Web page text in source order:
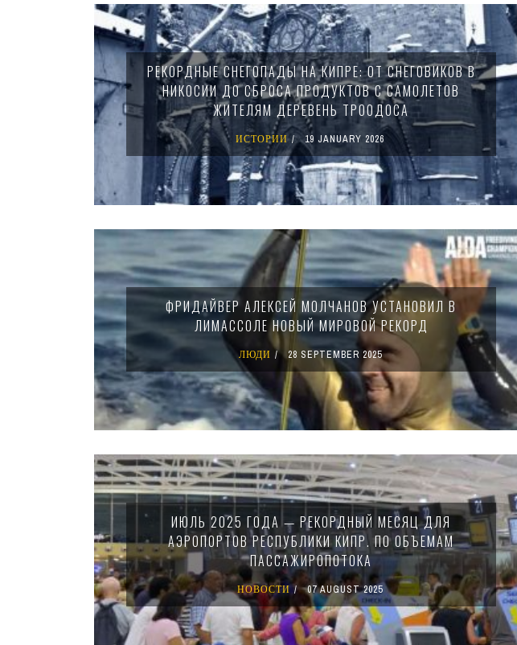
РЕКОРДНЫЕ СНЕГОПАДЫ НА КИПРЕ: ОТ СНЕГОВИКОВ В
НИКОСИИ ДО СБРОСА ПРОДУКТОВ С САМОЛЕТОВ
ЖИТЕЛЯМ ДЕРЕВЕНЬ ТРООДОСА
ИСТОРИИ 19 JANUARY 2026
ФРИДАЙВЕР АЛЕКСЕЙ МОЛЧАНОВ УСТАНОВИЛ В
ЛИМАССОЛЕ НОВЫЙ МИРОВОЙ РЕКОРД
ЛЮДИ 28 SEPTEMBER 2025
ИЮЛЬ 2025 ГОДА — РЕКОРДНЫЙ МЕСЯЦ ДЛЯ
АЭРОПОРТОВ РЕСПУБЛИКИ КИПР. ПО ОБЪЕМАМ
ПАССАЖИРОПОТОКА
НОВОСТИ 07 AUGUST 2025